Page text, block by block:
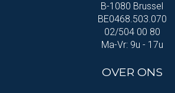
B-1080 Brussel
BE0468.503.070
02/504 00 80
Ma-Vr: 9u - 17u
OVER ONS